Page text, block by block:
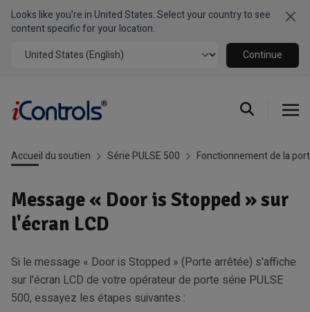
Looks like you're in United States. Select your country to see
content specific for your location.
Continue
Accueil du soutien Série PULSE 500 Fonctionnement de la
Message « Door is Stopped » sur
l'écran LCD
Si le message « Door is Stopped » (Porte arrêtée) s'affiche
sur l'écran LCD de votre opérateur de porte série PULSE
500, essayez les étapes suivantes :